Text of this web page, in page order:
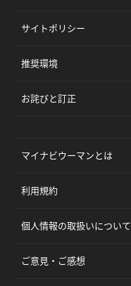
サイトポリシー
推奨環境
お詫びと訂正
マイナビウーマンとは
利用規約
個人情報の取扱いについて
ご意見・ご感想